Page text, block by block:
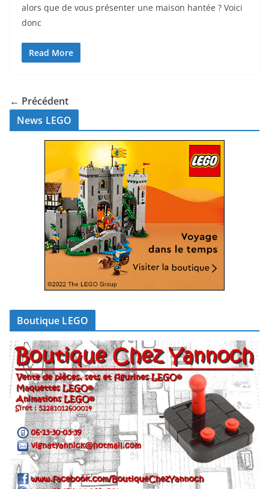
alors que de vous présenter une maison hantée ? Voici
donc
Read More
← Précédent
News LEGO
Boutique LEGO